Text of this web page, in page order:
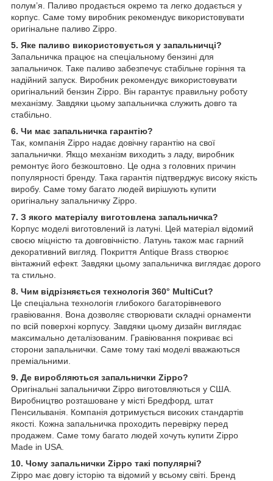
полум’я. Паливо продається окремо та легко додається у
корпус. Саме тому виробник рекомендує використовувати
оригінальне паливо Zippo.
5. Яке паливо використовується у запальничці?
Запальничка працює на спеціальному бензині для
запальничок. Таке паливо забезпечує стабільне горіння та
надійний запуск. Виробник рекомендує використовувати
оригінальний бензин Zippo. Він гарантує правильну роботу
механізму. Завдяки цьому запальничка служить довго та
стабільно.
6. Чи має запальничка гарантію?
Так, компанія Zippo надає довічну гарантію на свої
запальнички. Якщо механізм виходить з ладу, виробник
ремонтує його безкоштовно. Це одна з головних причин
популярності бренду. Така гарантія підтверджує високу якість
виробу. Саме тому багато людей вирішують купити
оригінальну запальничку Zippo.
7. З якого матеріалу виготовлена запальничка?
Корпус моделі виготовлений із латуні. Цей матеріал відомий
своєю міцністю та довговічністю. Латунь також має гарний
декоративний вигляд. Покриття Antique Brass створює
вінтажний ефект. Завдяки цьому запальничка виглядає дорого
та стильно.
8. Чим відрізняється технологія 360° MultiCut?
Це спеціальна технологія глибокого багаторівневого
гравіювання. Вона дозволяє створювати складні орнаменти
по всій поверхні корпусу. Завдяки цьому дизайн виглядає
максимально деталізованим. Гравіювання покриває всі
сторони запальнички. Саме тому такі моделі вважаються
преміальними.
9. Де виробляються запальнички Zippo?
Оригінальні запальнички Zippo виготовляються у США.
Виробництво розташоване у місті Бредфорд, штат
Пенсильванія. Компанія дотримується високих стандартів
якості. Кожна запальничка проходить перевірку перед
продажем. Саме тому багато людей хочуть купити Zippo
Made in USA.
10. Чому запальнички Zippo такі популярні?
Zippo має довгу історію та відомий у всьому світі. Бренд